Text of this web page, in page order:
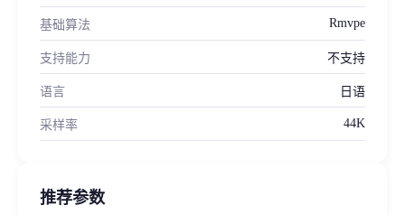
基础算法 Rmvpe
支持能力 不支持
语言 日语
采样率 44K
推荐参数